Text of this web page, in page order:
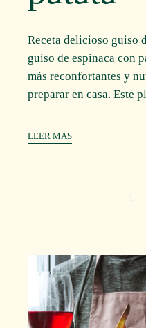
Receta delicioso guiso
guiso de espinaca con
más reconfortantes y
preparar en casa. Este
LEER MÁS
de
1